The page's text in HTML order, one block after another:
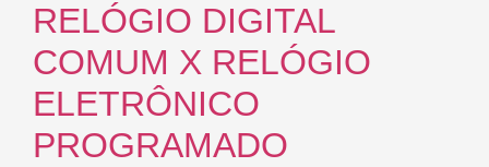
RELÓGIO DIGITAL
COMUM X RELÓGIO
ELETRÔNICO
PROGRAMADO